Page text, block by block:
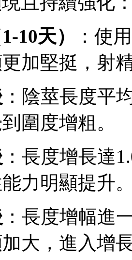
10天）
：使
加堅挺，射
：陰莖長度平
圍度增粗。
：長度增長達
力明顯提升
：長度增幅進
大，進入增